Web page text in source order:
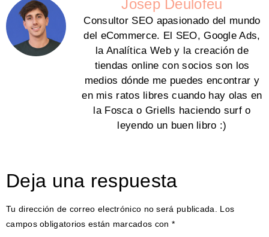
Josep Deulofeu
Consultor SEO apasionado del mundo
del eCommerce. El SEO, Google Ads,
la Analítica Web y la creación de
tiendas online con socios son los
medios dónde me puedes encontrar y
en mis ratos libres cuando hay olas en
la Fosca o Griells haciendo surf o
leyendo un buen libro :)
Deja una respuesta
Tu dirección de correo electrónico no será publicada. Los
campos obligatorios están marcados con *